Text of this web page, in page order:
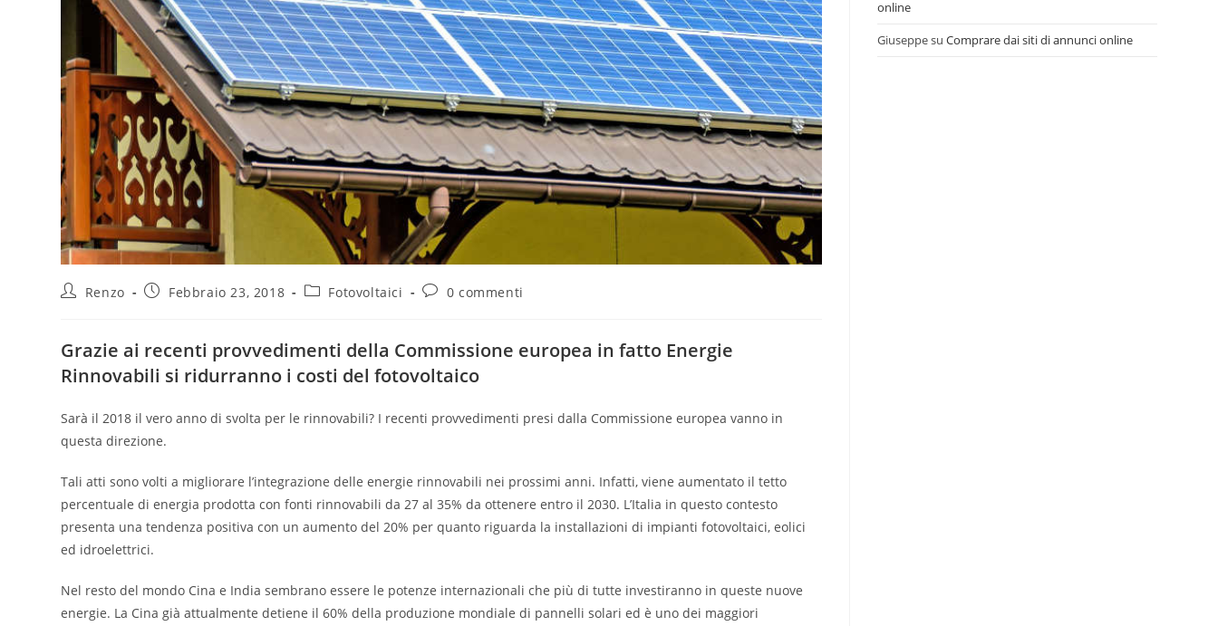
Renzo Febbraio 23, 2018 Fotovoltaici 0 commenti
Grazie ai recenti provvedimenti della Commissione europea in fatto Energie
Rinnovabili si ridurranno i costi del fotovoltaico
Sarà il 2018 il vero anno di svolta per le rinnovabili? I recenti provvedimenti presi dalla Commissione europea vanno in
questa direzione.
Tali atti sono volti a migliorare l’integrazione delle energie rinnovabili nei prossimi anni. Infatti, viene aumentato il tetto
percentuale di energia prodotta con fonti rinnovabili da 27 al 35% da ottenere entro il 2030. L’Italia in questo contesto
presenta una tendenza positiva con un aumento del 20% per quanto riguarda la installazioni di impianti fotovoltaici, eolici
ed idroelettrici.
Nel resto del mondo Cina e India sembrano essere le potenze internazionali che più di tutte investiranno in queste nuove
energie. La Cina già attualmente detiene il 60% della produzione mondiale di pannelli solari ed è uno dei maggiori
online
GiuseppesuComprare dai siti di annunci online